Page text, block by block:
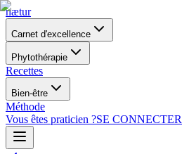
nætur
Carnet d'excellence
Phytothérapie
Recettes
Bien-être
Méthode
Vous êtes praticien ?SE CONNECTER